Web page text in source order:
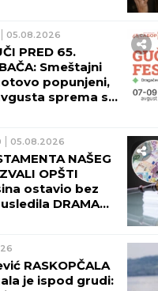
05.08.2026
MIKIJA
je krije
bavi se VEOMA
05.08.2026
STAO NA LUDI
se na Maldivima,
IZ
05.08.2026
ŽIVETI DEA
BEBOM! Soba